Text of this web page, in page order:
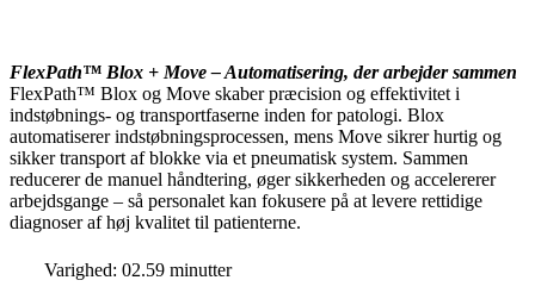
FlexPath™ Blox + Move – Automatisering, der arbejder sammen
FlexPath™ Blox og Move skaber præcision og effektivitet i
indstøbnings- og transportfaserne inden for patologi. Blox
automatiserer indstøbningsprocessen, mens Move sikrer hurtig og
sikker transport af blokke via et pneumatisk system. Sammen
reducerer de manuel håndtering, øger sikkerheden og accelererer
arbejdsgange – så personalet kan fokusere på at levere rettidige
diagnoser af høj kvalitet til patienterne.
Varighed: 02.59 minutter